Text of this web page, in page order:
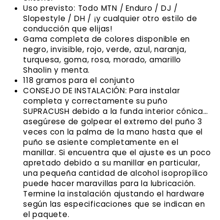
Uso previsto: Todo MTN / Enduro / DJ /
Slopestyle / DH / ¡y cualquier otro estilo de
conducción que elijas!
Gama completa de colores disponible en
negro, invisible, rojo, verde, azul, naranja,
turquesa, goma, rosa, morado, amarillo
Shaolin y menta.
118 gramos para el conjunto
CONSEJO DE INSTALACIÓN: Para instalar
completa y correctamente su puño
SUPRACUSH debido a la funda interior cónica…
asegúrese de golpear el extremo del puño 3
veces con la palma de la mano hasta que el
puño se asiente completamente en el
manillar. Si encuentra que el ajuste es un poco
apretado debido a su manillar en particular,
una pequeña cantidad de alcohol isopropílico
puede hacer maravillas para la lubricación.
Termine la instalación ajustando el hardware
según las especificaciones que se indican en
el paquete.